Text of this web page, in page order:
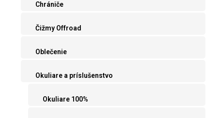
Chrániče
Čižmy Offroad
Oblečenie
Okuliare a príslušenstvo
Okuliare 100%